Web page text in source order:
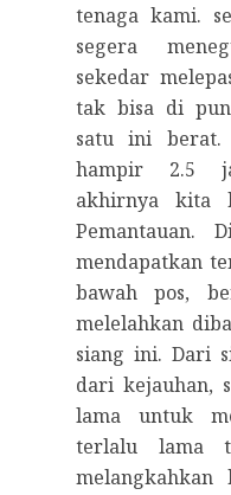
tenaga kami.
segera
sekedar
tak bisa di
satu ini berat.
hampir 2.5
akhirnya kita
mendapatkan
bawah pos,
melelahkan
siang ini. Dari
dari kejauhan,
lama untuk
terlalu lama
melangkahkan